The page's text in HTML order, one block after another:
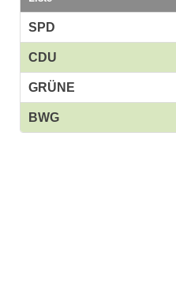
SPD
CDU
GRÜNE
BWG